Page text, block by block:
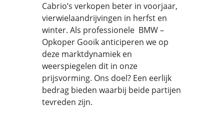
Cabrio’s verkopen beter in voorjaar,
vierwielaandrijvingen in herfst en
winter. Als professionele BMW –
Opkoper Gooik anticiperen we op
deze marktdynamiek en
weerspiegelen dit in onze
prijsvorming. Ons doel? Een eerlijk
bedrag bieden waarbij beide partijen
tevreden zijn.